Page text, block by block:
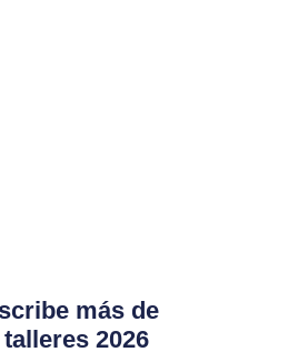
más de
2026